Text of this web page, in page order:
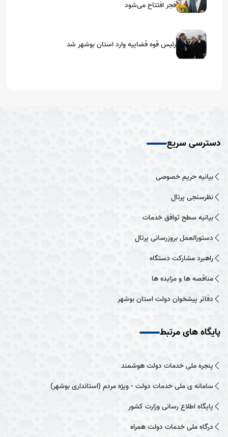
فجر افتتاح می‌شود
رئیس قوه قضاییه وارد استان بوشهر شد
دسترسی سریع
بیانیه حریم خصوصی
نظرسنجی پرتال
بیانیه سطح توافق خدمات
دستورالعمل بروزرسانی پرتال
راهبرد مشارکت دستگاه
مناقصه ها و مزایده ها
دفاتر پیشخوان دولت استان بوشهر
پایگاه های مرتبط
پنجره ملی خدمات دولت هوشمند
سامانه ی ملی خدمات دولت - ویژه مردم (استانداری بوشهر)
پایگاه اطلاع رسانی وزارت کشور
درگاه ملی خدمات دولت همراه